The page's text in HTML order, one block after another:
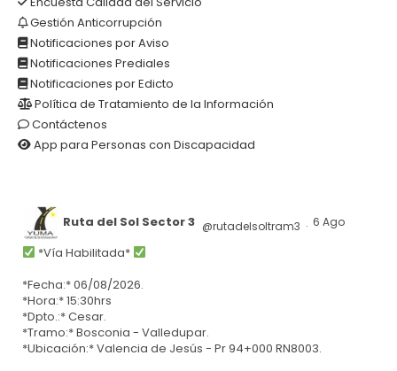
Gestión Anticorrupción
Notificaciones por Aviso
Notificaciones Prediales
Notificaciones por Edicto
Política de Tratamiento de la Información
Contáctenos
App para Personas con Discapacidad
Ruta del Sol Sector 3 @rutadelsoltram3 · 6 Ago
*Vía Habilitada*
*Fecha:* 06/08/2026.
*Hora:* 15:30hrs
*Dpto.:* Cesar.
*Tramo:* Bosconia - Valledupar.
*Ubicación:* Valencia de Jesús - Pr 94+000 RN8003.